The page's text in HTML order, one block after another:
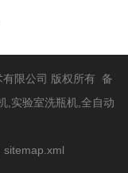
限公司 版权所有 备
,实验室洗瓶机,全自动
sitemap.xml